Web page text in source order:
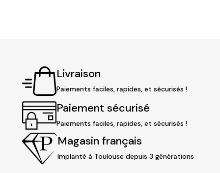
Livraison
Paiements faciles, rapides, et sécurisés !
Paiement sécurisé
Paiements faciles, rapides, et sécurisés !
Magasin français
Implanté à Toulouse depuis 3 générations